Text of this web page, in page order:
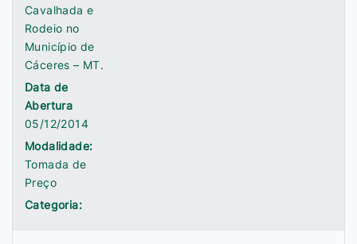
Cavalhada e
Rodeio no
Município de
Cáceres – MT.
Data de
Abertura
05/12/2014
Modalidade:
Tomada de
Preço
Categoria: